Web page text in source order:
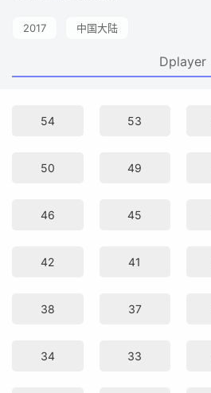
2017 中国大陆
Dplayer
54 53
50 49
46 45
42 41
38 37
34 33